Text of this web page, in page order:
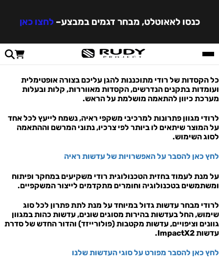
כנסו לאאוטלט, מבחר דגמים במבצע–לחצו כאן
כל הקסדות של רודי מתוכננות להגן עליכם בצורה אופטימלית
ועומדות בתקנים הנדרשים, הקסדות מאווררות, קלות ובעלות
מערכת כיוון להתאמה מושלמת על הראש.
לרודי מגוון פתרונות למרכיבי משקפי ראיה, נשמח לייעץ לכל אחד
על המוצר שיתאים לו ביותר לפי צרכיו, נתוני המרשם וההתאמה
לסוג השימוש.
לחץ כאן להסבר על האפשרויות של עדשות ראיה
על מנת לעמוד בחזית הטכנולוגית רודי משקיעים במחקר ופיתוח
ומשתמשים בטכנולוגיה וחומרים מתקדמים לייצור המשקפיים.
לרודי מבחר עדשות גדול במיוחד על מנת לתת פתרון לכל סוג
שימוש, החל בעדשות בהירות מסוגים שונים, עדשות כהות במגוון
גוונים וציפויים, עדשות מקטבות (פולורייזד) והדור החדש של סדרת
עדשות ImpactX2.
לחץ כאן להסבר מפורט על סוגי העדשות שלנו